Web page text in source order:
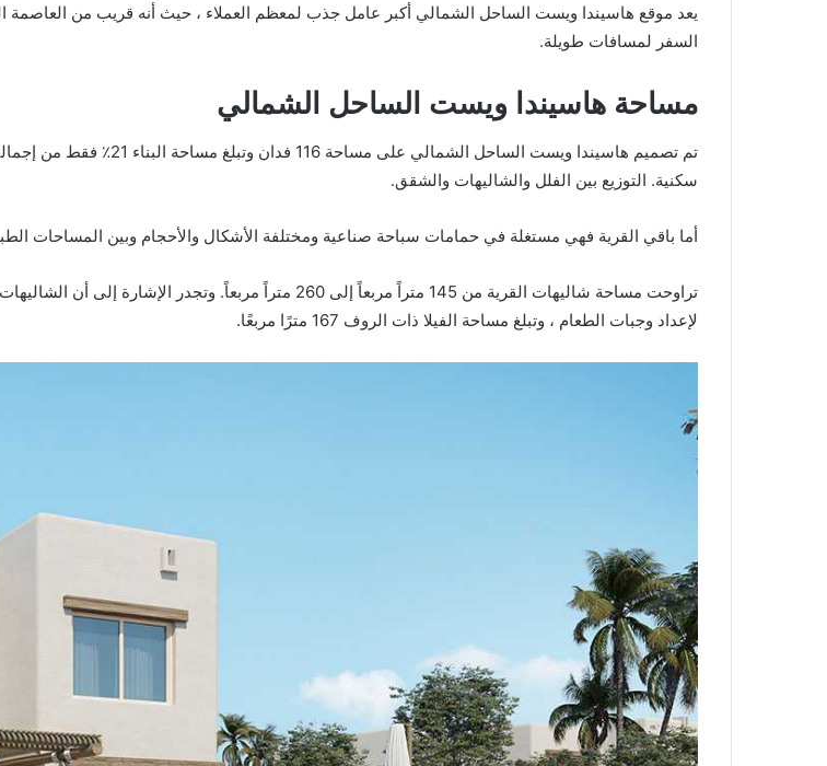
يعد موقع هاسيندا ويست الساحل الشمالي أكبر عامل جذب لمعظم العملاء ، حيث أنه قريب من العاصمة
السفر لمسافات طويلة.
مساحة هاسيندا ويست الساحل الشمالي
سكنية. التوزيع بين الفلل والشاليهات والشقق.
أما باقي القرية فهي مستغلة في حمامات سباحة صناعية ومختلفة الأشكال والأحجام وبين المساحات
تراوحت مساحة شاليهات القرية من 145 متراً مربعاً إلى 260
لإعداد وجبات الطعام ، وتبلغ مساحة الفيلا ذات الروف 167 مترًا مربعًا.